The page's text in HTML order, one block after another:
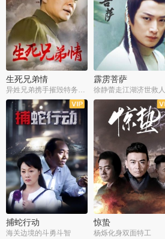
生死兄弟情
异姓兄弟携手摧毁特务阴谋
霹雳菩萨
徐静蕾走江湖济世救人
全22集
捕蛇行动
海关边境的斗勇斗智
全39集
惊蛰
杨烁化身双面特工